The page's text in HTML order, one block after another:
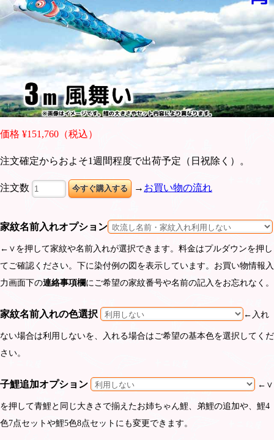
価格 ¥151,760（税込）
注文確定からおよそ1週間程度で出荷予定（日祝除く）。
注文数 → お買い物の流れ
家紋名前入れオプション
←∨を押して家紋や名前入れが選択できます。料金はプルダウンを押し
てご確認ください。下に染付例の図を表示しています。お買い物情報入
力画面下の連絡事項欄にご希望の家紋番号や名前の記入をお忘れなく。
家紋名前入れの色選択 ←入れ
ない場合は利用しないを、入れる場合はご希望の基本色を選択してくだ
さい。
子鯉追加オプション ←∨
を押して青鯉と同じ大きさで揃えたお姉ちゃん鯉、弟鯉の追加や、鯉4
色7点セットや鯉5色8点セットにも変更できます。